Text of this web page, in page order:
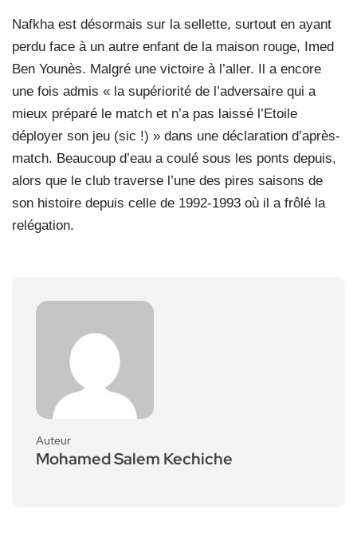
Nafkha est désormais sur la sellette, surtout en ayant
perdu face à un autre enfant de la maison rouge, Imed
Ben Younès. Malgré une victoire à l’aller. Il a encore
une fois admis « la supériorité de l’adversaire qui a
mieux préparé le match et n’a pas laissé l’Etoile
déployer son jeu (sic !) » dans une déclaration d’après-
match. Beaucoup d’eau a coulé sous les ponts depuis,
alors que le club traverse l’une des pires saisons de
son histoire depuis celle de 1992-1993 où il a frôlé la
relégation.
Auteur
Mohamed Salem Kechiche